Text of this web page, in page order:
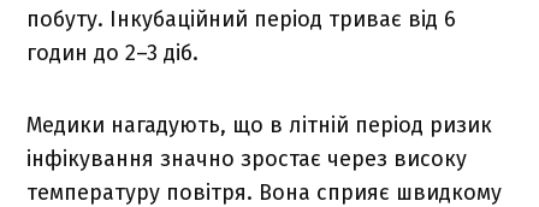
побуту. Інкубаційний період триває від 6
годин до 2–3 діб.
Медики нагадують, що в літній період ризик
інфікування значно зростає через високу
температуру повітря. Вона сприяє швидкому